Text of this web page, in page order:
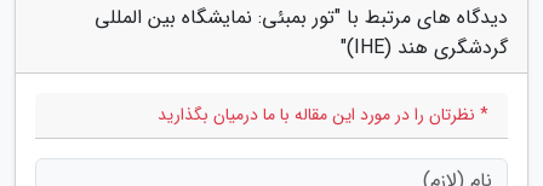
دیدگاه های مرتبط با "تور بمبئی: نمایشگاه بین المللی
گردشگری هند (IHE)"
* نظرتان را در مورد این مقاله با ما درمیان بگذارید